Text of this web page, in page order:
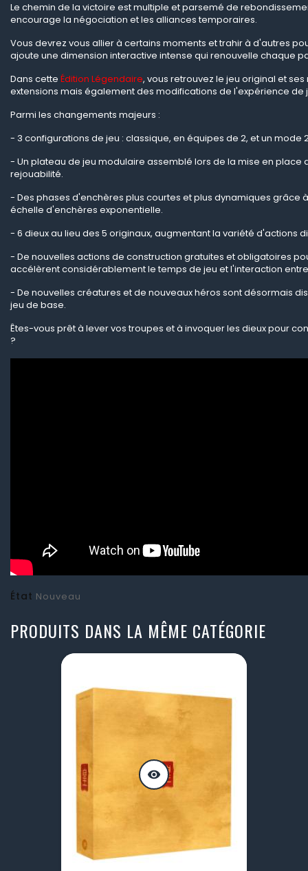
Le chemin de la victoire est multiple et parsemé de
encourage la négociation et les alliances temporaires.
Vous devrez vous allier à certains moments et trahir à d'autres
ajoute une dimension interactive intense qui renouvelle chaque
Dans cette Édition Légendaire, vous retrouvez le jeu original et
extensions mais également des modifications de l'expérience de
Parmi les changements majeurs :
- 3 configurations de jeu : classique, en équipes de 2, et un mode
- Un plateau de jeu modulaire assemblé lors de la mise en place
rejouabilité.
- Des phases d'enchères plus courtes et plus dynamiques grâce
échelle d'enchères exponentielle.
- 6 dieux au lieu des 5 originaux, augmentant la variété d'actions
- De nouvelles actions de construction gratuites et obligatoires
accélèrent considérablement le temps de jeu et l'interaction
- De nouvelles créatures et de nouveaux héros sont désormais
jeu de base.
Êtes-vous prêt à lever vos troupes et à invoquer les dieux pour
?
État Nouveau
PRODUITS DANS LA MÊME CATÉGORIE
visibility